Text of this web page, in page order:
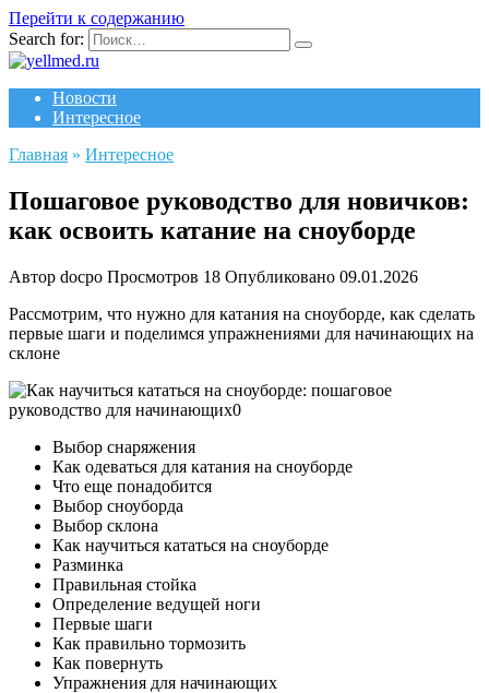
Перейти к содержанию
Search for:
Новости
Интересное
Главная » Интересное
Пошаговое руководство для новичков:
как освоить катание на сноуборде
Автор docpo Просмотров 18 Опубликовано 09.01.2026
Рассмотрим, что нужно для катания на сноуборде, как сделать
первые шаги и поделимся упражнениями для начинающих на
склоне
Выбор снаряжения
Как одеваться для катания на сноуборде
Что еще понадобится
Выбор сноуборда
Выбор склона
Как научиться кататься на сноуборде
Разминка
Правильная стойка
Определение ведущей ноги
Первые шаги
Как правильно тормозить
Как повернуть
Упражнения для начинающих